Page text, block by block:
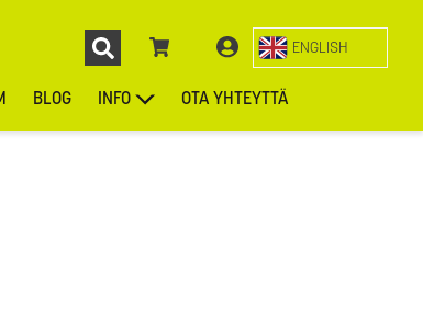
ENGLISH
BLOG INFO OTA YHTEYTTÄ